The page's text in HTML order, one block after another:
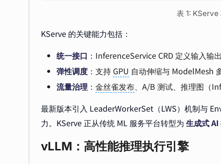
表 1: KServe
KServe 的关键能力包括：
统一接口 ：InferenceService CRD 定义输入输
弹性调度 ：支持 GPU 自动伸缩与 ModelMesh
流量治理 ： 金丝雀发布、A/B 测试、推理图（
最新版本引入 LeaderWorkerSet（LWS）机制与
力。KServe 正从传统 ML 服务平台转型为 生成式
vLLM：高性能推理执行引擎